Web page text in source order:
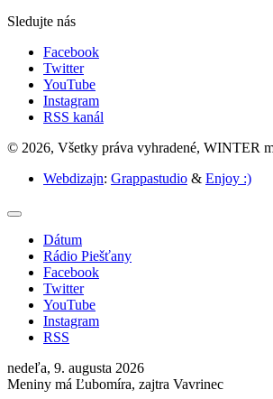
Sledujte nás
Facebook
Twitter
YouTube
Instagram
RSS kanál
© 2026, Všetky práva vyhradené, WINTER
Webdizajn: Grappastudio & Enjoy :)
Dátum
Rádio Piešťany
Facebook
Twitter
YouTube
Instagram
RSS
nedeľa, 9. augusta 2026
Meniny má Ľubomíra, zajtra Vavrinec